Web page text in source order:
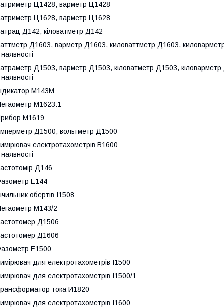
Ц1428, варметр Ц1428
Ц1628, варметр Ц1628
Д142, кіловатметр Д142
Д1603, варметр Д1603, киловаттметр Д1603,
наявності
Д1503, варметр Д1503, кіловатметр Д1503,
наявності
М143М
М1623.1
М1619
Д1500, вольтметр Д1500
електротахометрів В1600
наявності
Д146
Е144
обертів І1508
М143/2
Д1506
Д1606
Е1500
для електротахометрів І1500
для електротахометрів І1500/1
тока И1820
для електротахометрів І1600